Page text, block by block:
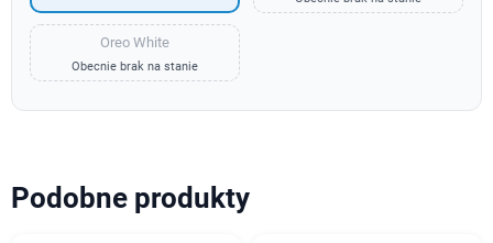
Oreo White
Obecnie brak na stanie
Podobne produkty